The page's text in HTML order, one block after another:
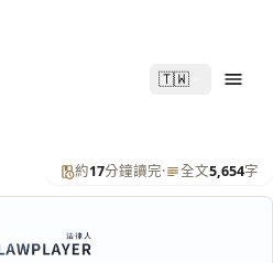
🇹🇼
約17分鐘讀完· 全文5,654字